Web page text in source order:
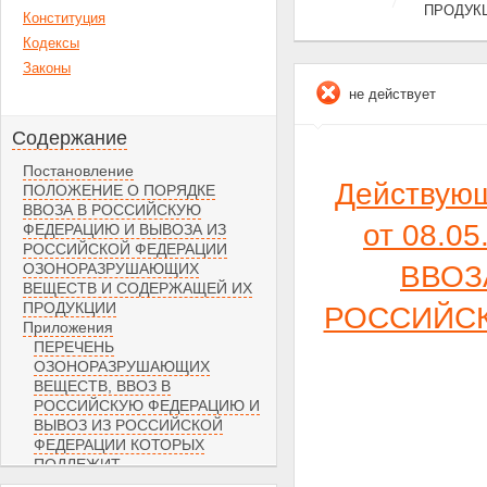
Конституция
Кодексы
Законы
Содержание
Постановление
ПОЛОЖЕНИЕ О ПОРЯДКЕ
ВВОЗА В РОССИЙСКУЮ
ФЕДЕРАЦИЮ И ВЫВОЗА ИЗ
РОССИЙСКОЙ ФЕДЕРАЦИИ
ОЗОНОРАЗРУШАЮЩИХ
ВЕЩЕСТВ И СОДЕРЖАЩЕЙ ИХ
ПРОДУКЦИИ
Приложения
ПЕРЕЧЕНЬ
ОЗОНОРАЗРУШАЮЩИХ
ВЕЩЕСТВ, ВВОЗ В
РОССИЙСКУЮ ФЕДЕРАЦИЮ И
ВЫВОЗ ИЗ РОССИЙСКОЙ
ФЕДЕРАЦИИ КОТОРЫХ
ПОДЛЕЖИТ
не действует
от